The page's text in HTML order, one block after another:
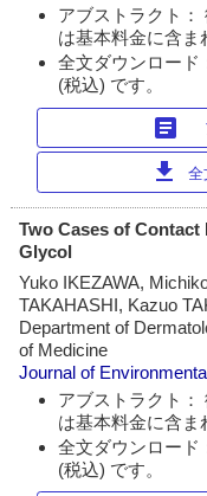
アブストラクト：
は基本料金に含ま
全文ダウンロード
(税込) です。
article
download 全
Two Cases of
Glycol
Yuko IKEZAWA,
TAKAHASHI, Kazuo
Department of
of Medicine
Journal of
アブストラクト：
は基本料金に含ま
全文ダウンロード
(税込) です。